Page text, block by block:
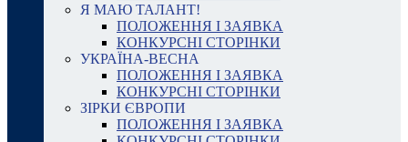
Я МАЮ ТАЛАНТ!
ПОЛОЖЕННЯ І ЗАЯВКА
КОНКУРСНІ СТОРІНКИ
УКРАЇНА-ВЕСНА
ПОЛОЖЕННЯ І ЗАЯВКА
КОНКУРСНІ СТОРІНКИ
ЗІРКИ ЄВРОПИ
ПОЛОЖЕННЯ І ЗАЯВКА